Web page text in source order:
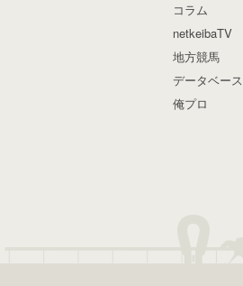
コラム
netkeibaTV
地方競馬
データベース
俺プロ